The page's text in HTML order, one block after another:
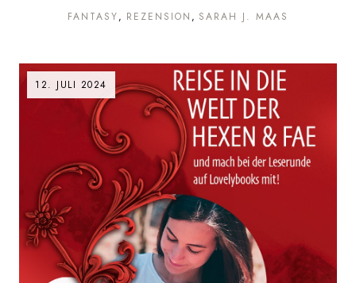
FANTASY REZENSION SARAH J. MAAS
12. JULI 2024